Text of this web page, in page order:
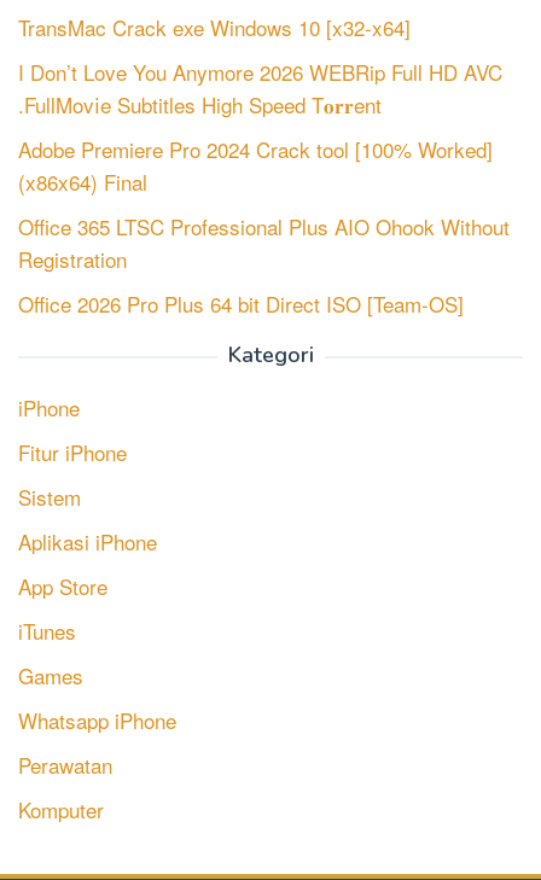
TransMac Crack exe Windows 10 [x32-x64]
I Don’t Love You Anymore 2026 WEBRip Full HD AVC
.FullMov𝗂e Subtitles High Speed T𝐨𝐫𝐫ent
Adobe Premiere Pro 2024 Crack tool [100% Worked]
(x86x64) Final
Office 365 LTSC Professional Plus AIO Ohook Without
Registration
Office 2026 Pro Plus 64 bit Direct ISO [Team-OS]
Kategori
iPhone
Fitur iPhone
Sistem
Aplikasi iPhone
App Store
iTunes
Games
Whatsapp iPhone
Perawatan
Komputer